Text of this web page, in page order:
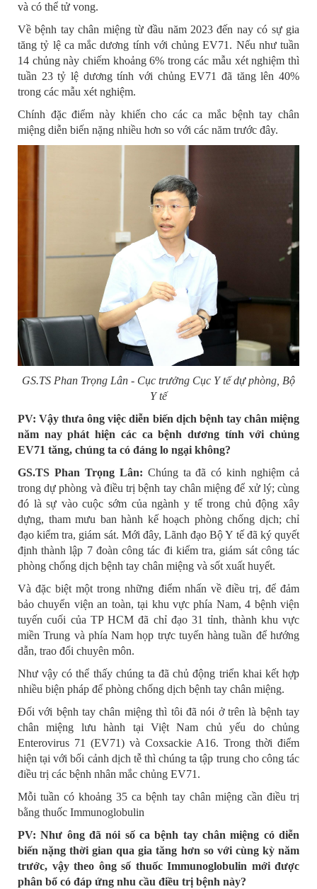
và có thể tử vong.
Về bệnh tay chân miệng từ đầu năm 2023 đến nay có sự gia
tăng tỷ lệ ca mắc dương tính với chủng EV71. Nếu như tuần
14 chủng này chiếm khoảng 6% trong các mẫu xét nghiệm thì
tuần 23 tỷ lệ dương tính với chủng EV71 đã tăng lên 40%
trong các mẫu xét nghiệm.
Chính đặc điểm này khiến cho các ca mắc bệnh tay chân
miệng diễn biến nặng nhiều hơn so với các năm trước đây.
GS.TS Phan Trọng Lân - Cục trưởng Cục Y tế dự phòng, Bộ
Y tế
PV: Vậy thưa ông việc diễn biến dịch bệnh tay chân miệng
năm nay phát hiện các ca bệnh dương tính với chủng
EV71 tăng, chúng ta có đáng lo ngại không?
GS.TS Phan Trọng Lân: Chúng ta đã có kinh nghiệm cả
trong dự phòng và điều trị bệnh tay chân miệng để xử lý; cùng
đó là sự vào cuộc sớm của ngành y tế trong chủ động xây
dựng, tham mưu ban hành kế hoạch phòng chống dịch; chỉ
đạo kiểm tra, giám sát. Mới đây, Lãnh đạo Bộ Y tế đã ký quyết
định thành lập 7 đoàn công tác đi kiểm tra, giám sát công tác
phòng chống dịch bệnh tay chân miệng và sốt xuất huyết.
Và đặc biệt một trong những điểm nhấn về điều trị, để đảm
bảo chuyển viện an toàn, tại khu vực phía Nam, 4 bệnh viện
tuyến cuối của TP HCM đã chỉ đạo 31 tỉnh, thành khu vực
miền Trung và phía Nam họp trực tuyến hàng tuần để hướng
dẫn, trao đổi chuyên môn.
Như vậy có thể thấy chúng ta đã chủ động triển khai kết hợp
nhiều biện pháp để phòng chống dịch bệnh tay chân miệng.
Đối với bệnh tay chân miệng thì tôi đã nói ở trên là bệnh tay
chân miệng lưu hành tại Việt Nam chủ yếu do chủng
Enterovirus 71 (EV71) và Coxsackie A16. Trong thời điểm
hiện tại với bối cảnh dịch tễ thì chúng ta tập trung cho công tác
điều trị các bệnh nhân mắc chủng EV71.
Mỗi tuần có khoảng 35 ca bệnh tay chân miệng cần điều trị
bằng thuốc Immunoglobulin
PV: Như ông đã nói số ca bệnh tay chân miệng có diễn
biến nặng thời gian qua gia tăng hơn so với cùng kỳ năm
trước, vậy theo ông số thuốc Immunoglobulin mới được
phân bổ có đáp ứng nhu cầu điều trị bệnh này?